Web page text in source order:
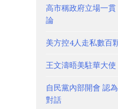
高市稱政府立場一
論
美方控4人走私數百
王文濤晤美駐華大
自民黨內部開會 認
對話